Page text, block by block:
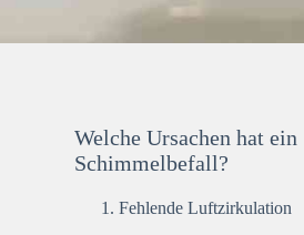
Welche Ursachen hat ein
Schimmelbefall?
Fehlende Luftzirkulation